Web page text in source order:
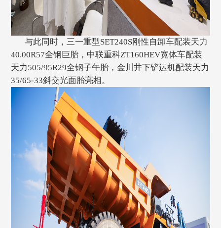
与此同时，三一重型SET240S刚性自卸车配装天力
40.00R57全钢巨胎，中联重科ZT160HEV宽体车配装
天力505/95R29全钢子午胎，金川井下铲运机配装天力
35/65-33斜交光面胎亮相。